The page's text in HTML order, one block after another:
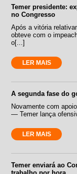
Temer presidente:
no Congresso
Após a vitória
obteve com o
o[...]
LER MAIS
A segunda fase do
Novamente com
— Temer lança
LER MAIS
Temer enviará ao